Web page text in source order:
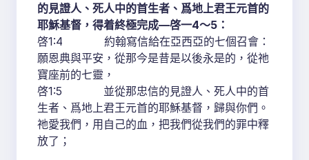
的見證人、死人中的首生者、爲地上君王元首的
耶穌基督，得着終極完成—啓一4～5：
啓1:4 約翰寫信給在亞西亞的七個召會：
願恩典與平安，從那今是昔是以後永是的，從祂
寶座前的七靈，
啓1:5 並從那忠信的見證人、死人中的首
生者、爲地上君王元首的耶穌基督，歸與你們。
祂愛我們，用自己的血，把我們從我們的罪中釋
放了；